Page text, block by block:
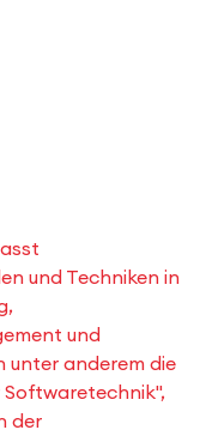
und Techniken in
und
unter anderem die
der